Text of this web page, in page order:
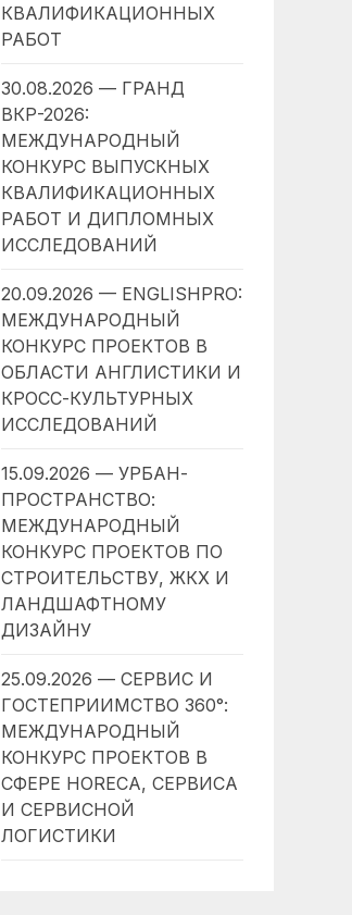
КВАЛИФИКАЦИОННЫХ
РАБОТ
30.08.2026 — ГРАНД
ВКР-2026:
МЕЖДУНАРОДНЫЙ
КОНКУРС ВЫПУСКНЫХ
КВАЛИФИКАЦИОННЫХ
РАБОТ И ДИПЛОМНЫХ
ИССЛЕДОВАНИЙ
20.09.2026 — ENGLISHPRO:
МЕЖДУНАРОДНЫЙ
КОНКУРС ПРОЕКТОВ В
ОБЛАСТИ АНГЛИСТИКИ И
КРОСС-КУЛЬТУРНЫХ
ИССЛЕДОВАНИЙ
15.09.2026 — УРБАН-
ПРОСТРАНСТВО:
МЕЖДУНАРОДНЫЙ
КОНКУРС ПРОЕКТОВ ПО
СТРОИТЕЛЬСТВУ, ЖКХ И
ЛАНДШАФТНОМУ
ДИЗАЙНУ
25.09.2026 — СЕРВИС И
ГОСТЕПРИИМСТВО 360°:
МЕЖДУНАРОДНЫЙ
КОНКУРС ПРОЕКТОВ В
СФЕРЕ HORECA, СЕРВИСА
И СЕРВИСНОЙ
ЛОГИСТИКИ